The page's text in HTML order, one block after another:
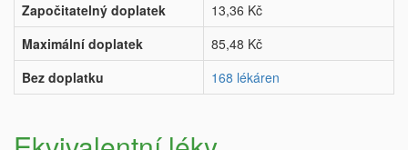
Započitatelný doplatek
13,36 Kč
Maximální doplatek
85,48 Kč
Bez doplatku
168 lékáren